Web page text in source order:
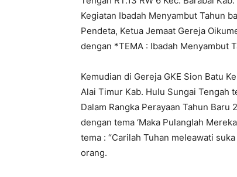
Kegiatan Ibadah Menyambut Tahun
Pendeta, Ketua Jemaat Gereja
dengan *TEMA : Ibadah Menyambut
Kemudian di Gereja GKE Sion Batu
Alai Timur Kab. Hulu Sungai Tengah
Dalam Rangka Perayaan Tahun
dengan tema ‘Maka Pulanglah
tema : “Carilah Tuhan meleawati
orang.